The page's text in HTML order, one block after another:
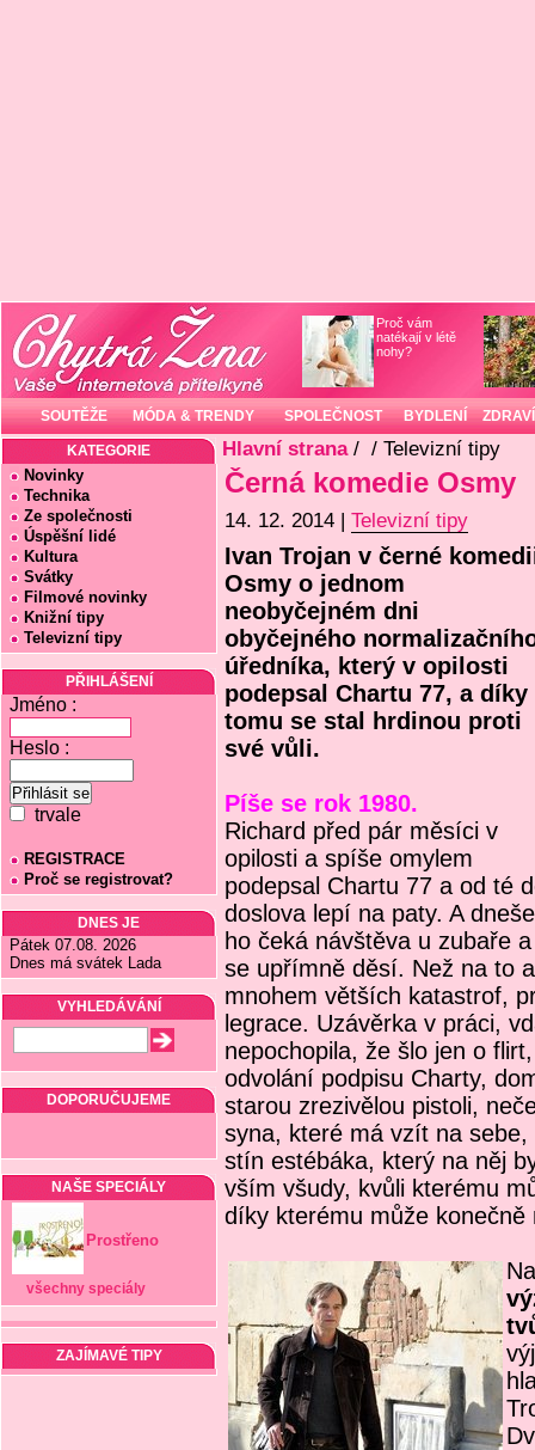
Proč vám
natékají v létě
nohy?
SOUTĚŽE MÓDA & TRENDY SPOLEČNOST BYDLENÍ ZDRAVÍ
KATEGORIE
Novinky
Technika
Ze společnosti
Úspěšní lidé
Kultura
Svátky
Filmové novinky
Knižní tipy
Televizní tipy
PŘIHLÁŠENÍ
Jméno :
Heslo :
trvale
REGISTRACE
Proč se registrovat?
DNES JE
Pátek 07.08. 2026
Dnes má svátek Lada
VYHLEDÁVÁNÍ
DOPORUČUJEME
NAŠE SPECIÁLY
Prostřeno
všechny speciály
ZAJÍMAVÉ TIPY
Hlavní strana/ / Televizní tipy
Černá komedie Osmy
14. 12. 2014 | Televizní tipy
Ivan Trojan v černé
Osmy o jednom
neobyčejném dni
obyčejného
úředníka, který v opilosti
podepsal Chartu 77, a díky
tomu se stal hrdinou proti
své vůli.
Píše se rok 1980.
Richard před pár měsíci v
opilosti a spíše omylem
podepsal Chartu 77 a od té
doslova lepí na paty. A
ho čeká návštěva u zubaře
se upřímně děsí. Než na to
mnohem větších katastrof,
legrace. Uzávěrka v práci,
nepochopila, že šlo jen o
odvolání podpisu Charty,
starou zrezivělou pistoli,
syna, které má vzít na
stín estébáka, který na něj
vším všudy, kvůli kterému
díky kterému může konečně